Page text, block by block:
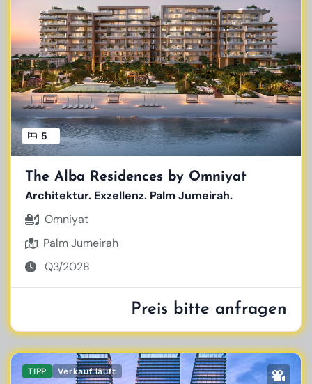
5
The Alba Residences by Omniyat
Architektur. Exzellenz. Palm Jumeirah.
Omniyat
Palm Jumeirah
Q3/2028
Preis bitte anfragen
TIPP Verkauf läuft